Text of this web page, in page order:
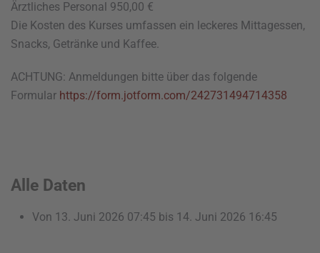
Ärztliches Personal 950,00 €
Die Kosten des Kurses umfassen ein leckeres Mittagessen,
Snacks, Getränke und Kaffee.
ACHTUNG: Anmeldungen bitte über das folgende
Formular https://form.jotform.com/242731494714358
Alle Daten
Von 13. Juni 2026 07:45 bis 14. Juni 2026 16:45